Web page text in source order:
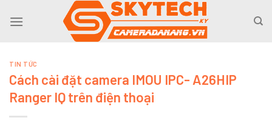
TIN TỨC
Cách cài đặt camera IMOU IPC- A26HIP
Ranger IQ trên điện thoại